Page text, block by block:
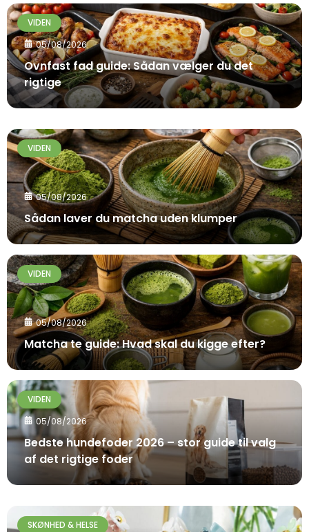
VIDEN
05/08/2026
Ovnfast fad guide: Sådan vælger du det
rigtige
VIDEN
05/08/2026
Sådan laver du matcha uden klumper
VIDEN
05/08/2026
Matcha te guide: Hvad skal du kigge efter?
VIDEN
05/08/2026
Bedste hundefoder 2026 – stor guide til valg
af det rigtige foder
SKØNHED & HELSE